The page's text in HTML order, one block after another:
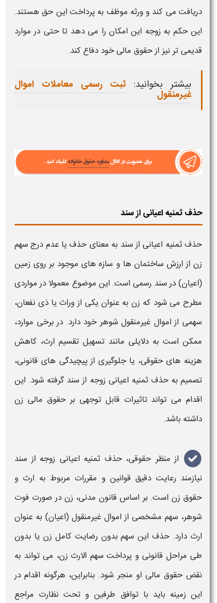
دریافت می‌ کند و ورثه موظف به پرداخت این حق هستند.
این حکم به زوجه این امکان را می‌ دهد تا حتی در موارد
قدیمی‌ تر نیز از حقوق مالی خود دفاع کند.
بیشتر بخوانید: ثبت رسمی معاملات اموال
غیرمنقول
حذف ثمنیه اعیانی از سند
حذف ثمنیه اعیانی از سند به معنای حذفیا عدم درج سهم
زن از ارزش ساختمان ها و سازه های موجود بر روی زمین
(اعیان) در سند رسمی است. این موضوع معمولا در مواردی
مطرح می شود که زن به عنوان یکی از وراث یا ذی نفعان،
سهمی از اموال غیرمنقول شوهر خود دارد. در برخی موارد،
ممکن است به دلایلی مانند تسهیل تقسیم ارث، کاهش
هزینه های حقوقی، یا جلوگیری از پیچیدگی های قانونی،
تصمیم بهحذف ثمنیه اعیانی زوجه از سند گرفته شود. این
اقدام می تواند تاثیرات قابل توجهی بر حقوق مالی زن
داشته باشد.
از منظر حقوقی،حذف ثمنیه اعیانی زوجه از سند
نیازمند رعایت دقیق قوانین و مقررات مربوط به ارث و
حقوق زن است. بر اساس قانون مدنی، زن در صورت فوت
شوهر، سهم مشخصی از اموال غیرمنقول (اعیان) به عنوان
ارث دارد. حذف این سهم بدون رضایت کامل زن یا بدون
طی مراحل قانونی و پرداخت سهم الارث زن، می تواند به
نقض حقوق مالی او منجر شود. بنابراین، هرگونه اقدام در
این زمینه باید با توافق طرفین و تحت نظارت مراجع